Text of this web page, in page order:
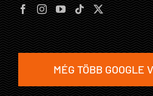
MÉG TÖBB GOOGLE